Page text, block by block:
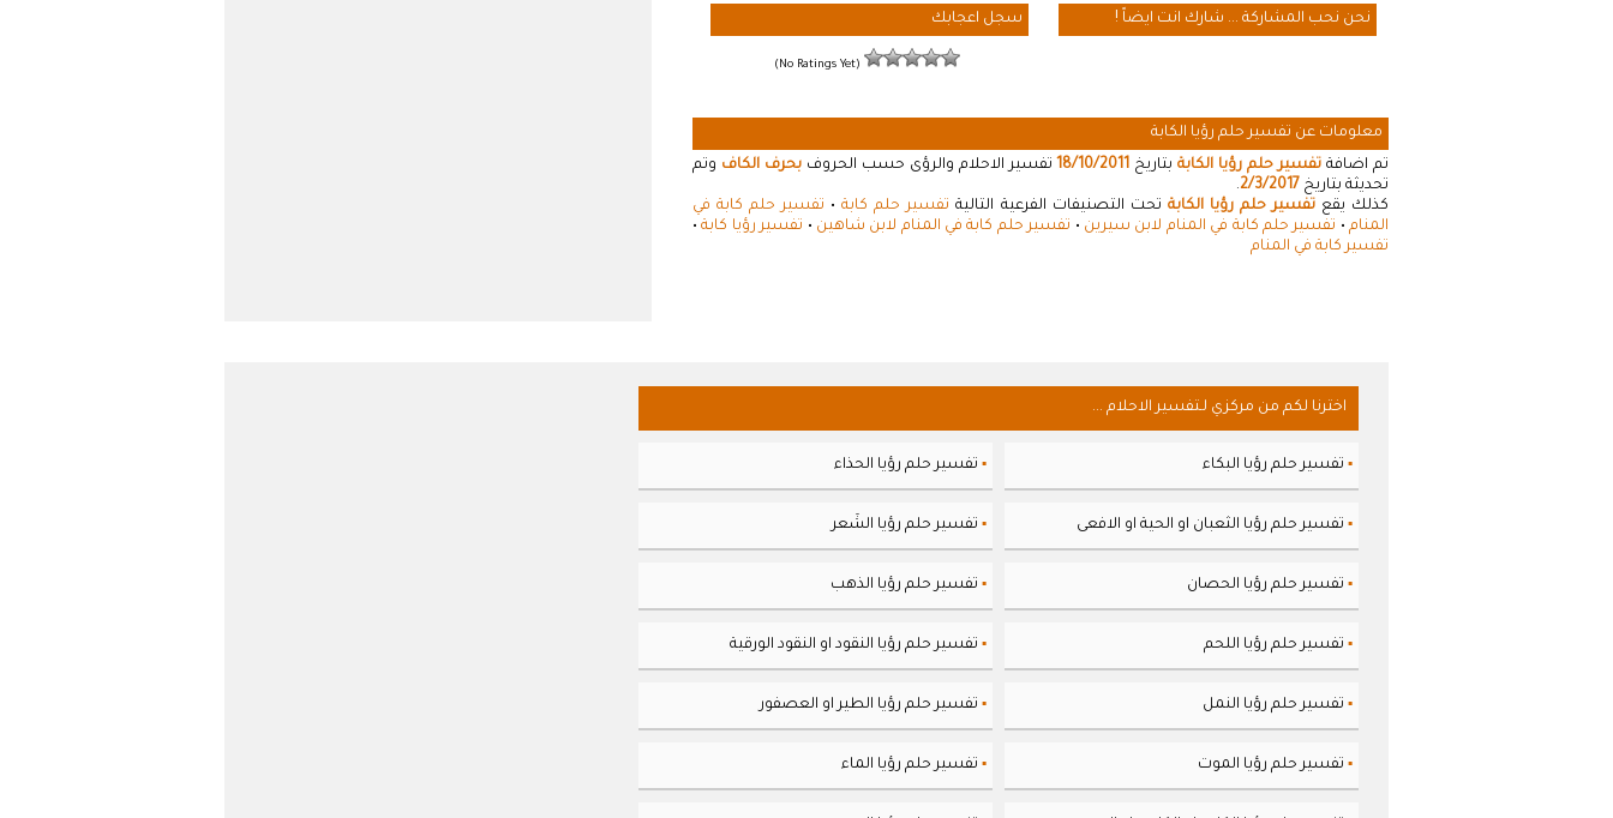
نحن نحب المشاركة ... شارك انت ايضاً ! سجل اعجابك
(No Ratings Yet)
معلومات عن تفسير حلم رؤيا الكابة
تم اضافة تفسير حلم رؤيا الكابةبتاريخ 18/10/2011 تفسير الاحلام والرؤى حسب الحروفبحرف الكاف وتم
تحديثة بتاريخ 2/3/2017
.
كذلك يقعتفسير حلم رؤيا الكابة تحت التصنيفات الفرعية التالية تفسير حلم كابة• تفسير حلم كابة في
المنام• تفسير حلم كابة في المنام لابن سيرين • تفسير حلم كابة في المنام لابن شاهين • تفسير رؤيا كابة•
تفسير كابة في المنام
اخترنا لكم من مركزي لـتفسير الاحلام ...
▪ تفسير حلم رؤيا البكاء ▪ تفسير حلم رؤيا الحذاء
▪ تفسير حلم رؤيا الثعبان او الحية او الافعى ▪ تفسير حلم رؤيا الشَعر
▪ تفسير حلم رؤيا الحصان ▪ تفسير حلم رؤيا الذهب
▪ تفسير حلم رؤيا اللحم ▪ تفسير حلم رؤيا النقود او النقود الورقية
▪ تفسير حلم رؤيا النمل ▪ تفسير حلم رؤيا الطير او العصفور
▪ تفسير حلم رؤيا الموت ▪ تفسير حلم رؤيا الماء